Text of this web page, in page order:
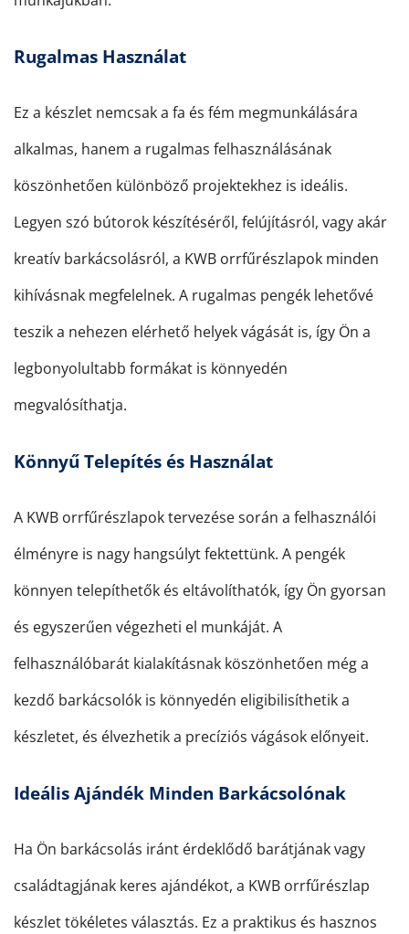
Rugalmas Használat
Ez a készlet nemcsak a fa és fém megmunkálására
alkalmas, hanem a rugalmas felhasználásának
köszönhetően különböző projektekhez is ideális.
Legyen szó bútorok készítéséről, felújításról, vagy akár
kreatív barkácsolásról, a KWB orrfűrészlapok minden
kihívásnak megfelelnek. A rugalmas pengék lehetővé
teszik a nehezen elérhető helyek vágását is, így Ön a
legbonyolultabb formákat is könnyedén
megvalósíthatja.
Könnyű Telepítés és Használat
A KWB orrfűrészlapok tervezése során a felhasználói
élményre is nagy hangsúlyt fektettünk. A pengék
könnyen telepíthetők és eltávolíthatók, így Ön gyorsan
és egyszerűen végezheti el munkáját. A
felhasználóbarát kialakításnak köszönhetően még a
kezdő barkácsolók is könnyedén eligibilisíthetik a
készletet, és élvezhetik a precíziós vágások előnyeit.
Ideális Ajándék Minden Barkácsolónak
Ha Ön barkácsolás iránt érdeklődő barátjának vagy
családtagjának keres ajándékot, a KWB orrfűrészlap
készlet tökéletes választás. Ez a praktikus és hasznos